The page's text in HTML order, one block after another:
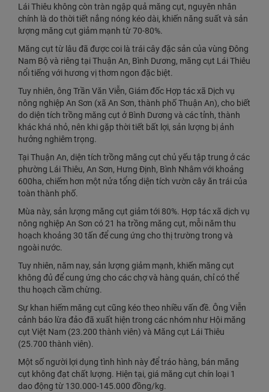
Lái Thiêu không còn tràn ngập quả măng cụt, nguyên nhân
chính là do thời tiết nắng nóng kéo dài, khiến năng suất và sản
lượng măng cụt giảm mạnh từ 70-80%.
Măng cụt từ lâu đã được coi là trái cây đặc sản của vùng Đông
Nam Bộ và riêng tại Thuận An, Bình Dương, măng cụt Lái Thiêu
nổi tiếng với hương vị thơm ngon đặc biệt.
Tuy nhiên, ông Trần Văn Viễn, Giám đốc Hợp tác xã Dịch vụ
nông nghiệp An Sơn (xã An Sơn, thành phố Thuận An), cho biết
do diện tích trồng măng cụt ở Bình Dương và các tỉnh, thành
khác khá nhỏ, nên khi gặp thời tiết bất lợi, sản lượng bị ảnh
hưởng nghiêm trọng.
Tại Thuận An, diện tích trồng măng cụt chủ yếu tập trung ở các
phường Lái Thiêu, An Sơn, Hưng Định, Bình Nhâm với khoảng
600ha, chiếm hơn một nửa tổng diện tích vườn cây ăn trái của
toàn thành phố.
Mùa này, sản lượng măng cụt giảm tới 80%. Hợp tác xã dịch vụ
nông nghiệp An Sơn có 21 ha trồng măng cụt, mỗi năm thu
hoạch khoảng 30 tấn để cung ứng cho thị trường trong và
ngoài nước.
Tuy nhiên, năm nay, sản lượng giảm mạnh, khiến măng cụt
không đủ để cung ứng cho các chợ và hàng quán, chỉ có thể
thu hoạch cầm chừng.
Sự khan hiếm măng cụt cũng kéo theo nhiều vấn đề. Ông Viễn
cảnh báo lừa đảo đã xuất hiện trong các nhóm như Hội măng
cụt Việt Nam (23.200 thành viên) và Măng cụt Lái Thiêu
(25.700 thành viên).
Một số người lợi dụng tình hình này để tráo hàng, bán măng
cụt không đạt chất lượng. Hiện tại, giá măng cụt chín loại 1
dao động từ 130.000-145.000 đồng/kg.